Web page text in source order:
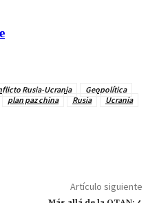
Rusia-Ucrania
Geopolítica
plan paz china Rusia Ucrania
Artículo siguiente